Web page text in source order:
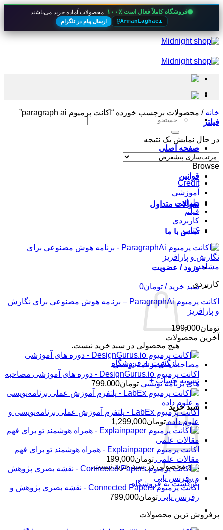
فروشگاه کاملاً فعال است ۱۰۰٪ محصولات آماده خرید می‌باشند
@ArmanLaghaei ارسال پیام در تلگرام
Skip
to
جستجو
صفحه اصلی
قوانین
سوالات متداول
تماس با ما
ورود / عضویت
سبد خرید / تومان0
هیچ محصولی در سبد خرید نیست.
بازگشت به فروشگاه
تسویه حساب +
سبد خرید
هیچ محصولی در سبد خرید نیست.
بازگشت به فروشگاه
خانه / محصولات برچسب خورده “اکانت پرمیوم paragraph ai”
فیلتر
در حال نمایش یک نتیجه
Browse
Credit
آموزشی
طراحی
فیلم
کاربردی
کتاب
مشاهده
کاربردی
اکانت پرمیوم ParagraphAi – برنامه هوش مصنوعی برای نگارش
و پارافریز
تومان199,000
آخرین محصولات
اکانت پرمیوم DesignGurus.io - دوره ‌های آموزشی مصاحبه
‌های برنامه نویسی تومان799,000
اکانت پرمیوم LabEx - پلتفرم آموزش عملی برنامه‌نویسی و
علوم داده تومان1,299,000
اکانت پرمیوم Explainpaper - همراه هوشمند تو برای فهم
مقالات علمی تومان199,000
اکانت پرمیوم Connected Papers - نقشه بصری پژوهش و
رفرنس یابی تومان799,000
پرفروش ترین محصولات